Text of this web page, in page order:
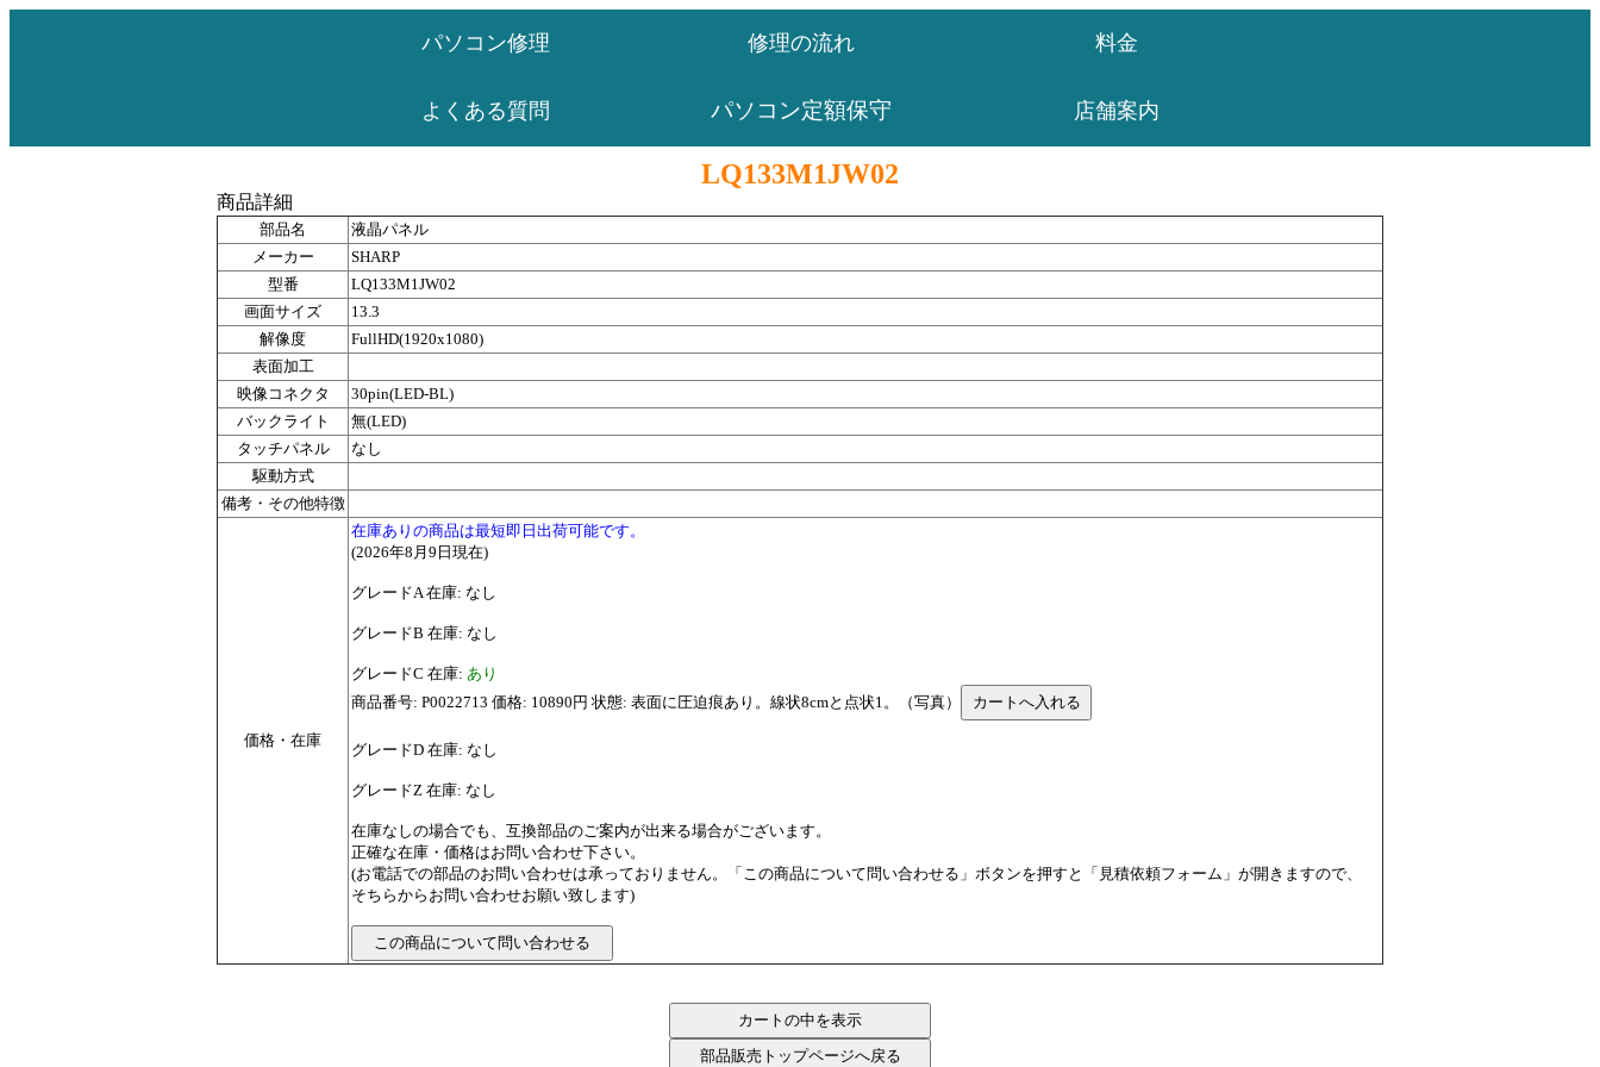
パソコン修理 修理の流れ 料金
よくある質問 パソコン定額保守 店舗案内
LQ133M1JW02
商品詳細
部品名
液晶パネル
メーカー
SHARP
型番
LQ133M1JW02
画面サイズ
13.3
解像度
FullHD(1920x1080)
表面加工
映像コネクタ
30pin(LED-BL)
バックライト
無(LED)
タッチパネル
なし
駆動方式
備考・その他特徴
価格・在庫
在庫ありの商品は最短即日出荷可能です。
(2026年8月9日現在)
グレードA 在庫: なし
グレードB 在庫: なし
グレードC 在庫: あり
商品番号: P0022713 価格: 10890円 状態: 表面に圧迫痕あり。線状8cmと点状1。（写真）
グレードD 在庫: なし
グレードZ 在庫: なし
在庫なしの場合でも、互換部品のご案内が出来る場合がございます。
正確な在庫・価格はお問い合わせ下さい。
(お電話での部品のお問い合わせは承っておりません。「この商品について問い合わせる」ボタンを押すと「見積依頼フォーム」が開きますので、
そちらからお問い合わせお願い致します)